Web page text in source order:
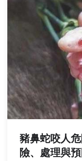
豬鼻蛇咬人
險、處理與